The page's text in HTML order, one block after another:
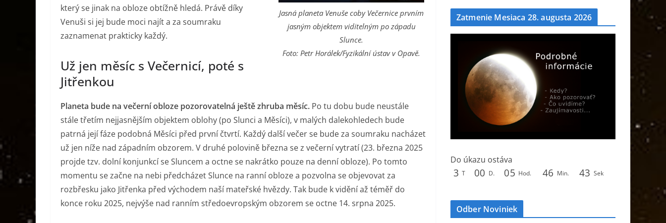
Jasná planeta Venuše coby Večernice prvním
jasným objektem viditelným po západu
Slunce.
Foto: Petr Horálek/Fyzikální ústav v Opavě.
který se jinak na obloze obtížně hledá. Právě díky
Venuši si jej bude moci najít a za soumraku
zaznamenat prakticky každý.
Už jen měsíc s Večernicí, poté s
Jitřenkou
Planeta bude na večerní obloze pozorovatelná ještě zhruba měsíc. Po tu dobu bude neustále
stále třetím nejjasnějším objektem oblohy (po Slunci a Měsíci), v malých dalekohledech bude
patrná její fáze podobná Měsíci před první čtvrtí. Každý další večer se bude za soumraku nacházet
už jen níže nad západním obzorem. V druhé polovině března se z večerní vytratí (23. března 2025
projde tzv. dolní konjunkcí se Sluncem a octne se nakrátko pouze na denní obloze). Po tomto
momentu se začne na nebi předcházet Slunce na ranní obloze a pozvolna se objevovat za
rozbřesku jako Jitřenka před východem naší mateřské hvězdy. Tak bude k vidění až téměř do
konce roku 2025, nejvýše nad ranním středoevropským obzorem se octne 14. srpna 2025.
Zatmenie Mesiaca 28. augusta 2026
Do úkazu ostáva
3 T 00 D. 05 Hod. 46 Min. 41 Sek
Odber Noviniek